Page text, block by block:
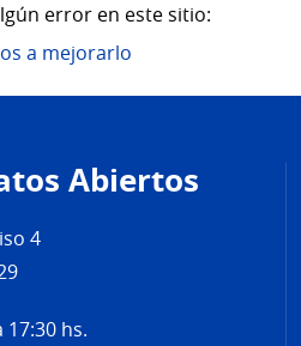
error en este sitio:
a mejorarlo
Abiertos
4
17:30 hs.